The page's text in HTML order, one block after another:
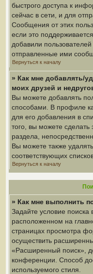
быстрого доступа к
сейчас в сети, и для
Сообщения от этих
если это
добавили
отправленные ими
Вернуться к началу
» Как мне добавлять/
моих друзей и
Вы можете добавлять
способами. В профиле
для его добавления в
того, вы можете сделать
раздела,
Вы можете также
соответствующих
Вернуться к началу
» Как мне выполнить
Задайте условие поиска
расположенном на
страницах просмотра
осуществить
«Расширенный поиск»,
конференции. Способ
используемого стиля.